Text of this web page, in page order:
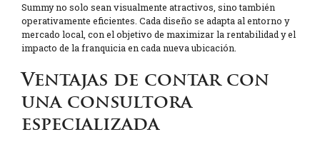
Summy no solo sean visualmente atractivos, sino también
operativamente eficientes. Cada diseño se adapta al entorno y
mercado local, con el objetivo de maximizar la rentabilidad y el
impacto de la franquicia en cada nueva ubicación.
Ventajas de contar con
una consultora
especializada